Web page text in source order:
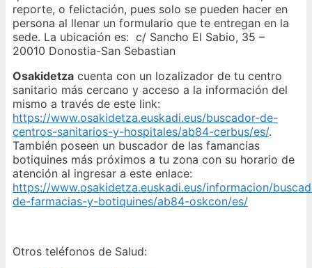
reporte, o felictación, pues solo se pueden hacer en
persona al llenar un formulario que te entregan en la
sede. La ubicación es: c/ Sancho El Sabio, 35 –
20010 Donostia-San Sebastian
Osakidetza cuenta con un lozalizador de tu centro
sanitario más cercano y acceso a la información del
mismo a través de este link:
https://www.osakidetza.euskadi.eus/buscador-de-
centros-sanitarios-y-hospitales/ab84-cerbus/es/.
También poseen un buscador de las famancias
botiquines más próximos a tu zona con su horario de
atención al ingresar a este enlace:
https://www.osakidetza.euskadi.eus/informacion/
de-farmacias-y-botiquines/ab84-oskcon/es/
Otros teléfonos de Salud: